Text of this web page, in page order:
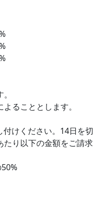
ることとします。
けください。14日を切
たり以下の金額をご請求